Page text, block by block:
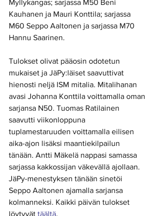
Myllykangas; sarjassa M50 Beni
Kauhanen ja Mauri Konttila; sarjassa
M60 Seppo Aaltonen ja sarjassa M70
Hannu Saarinen.
Tulokset olivat pääosin odotetun
mukaiset ja JäPy:läiset saavuttivat
hienosti neljä ISM mitalia. Mitalihanan
avasi Johanna Konttila voittamalla oman
sarjansa N50. Tuomas Ratilainen
saavutti viikonloppuna
tuplamestaruuden voittamalla eilisen
aika-ajon lisäksi maantiekilpailun
tänään. Antti Mäkelä nappasi samassa
sarjassa kakkossijan väkevällä ajollaan.
JäPy-menestyksen tänään sinetöi
Seppo Aaltonen ajamalla sarjansa
kolmanneksi. Kaikki päivän tulokset
löytyvät täältä.